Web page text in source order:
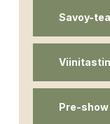
Savoy-
Pre-